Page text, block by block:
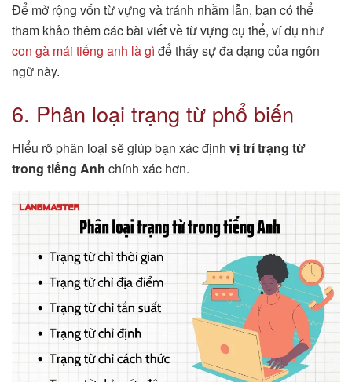
Để mở rộng vốn từ vựng và tránh nhầm lẫn, bạn có thể
tham khảo thêm các bài viết về từ vựng cụ thể, ví dụ như
con gà mái tiếng anh là gì để thấy sự đa dạng của ngôn
ngữ này.
6. Phân loại trạng từ phổ biến
Hiểu rõ phân loại sẽ giúp bạn xác định vị trí trạng từ
trong tiếng Anh chính xác hơn.